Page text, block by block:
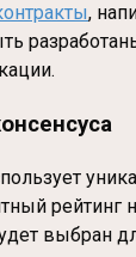
,
рейтинг
выбран